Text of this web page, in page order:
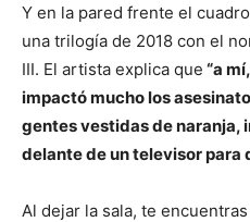
Y en la pared frente el
una trilogía de 2018 con el
III. El artista explica que “a
impactó mucho los
gentes vestidas de naranja,
delante de un televisor para
Al dejar la sala, te